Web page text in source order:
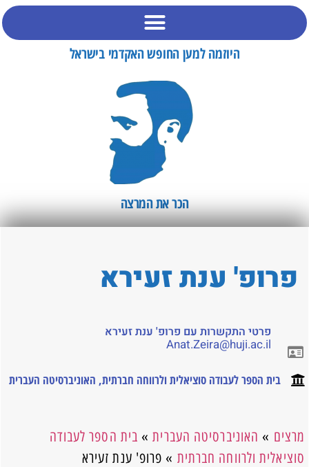
היוזמה למען החופש האקדמי בישראל
הכר את המרצה​
ענת זעירא
פרטי התקשרות עם פרופ' ענת זעירא
Anat.Zeira@huji.ac.il
בית הספר לעבודה סוציאלית ולרווחה חברתית,האוניברסיטה העברית
»האוניברסיטה העברית»בית הספר לעבודה
ולרווחה חברתית»פרופ' ענת זעירא